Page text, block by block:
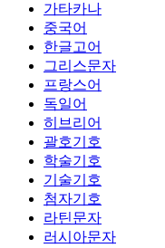
가타카나
중국어
한글고어
그리스문자
프랑스어
독일어
히브리어
괄호기호
학술기호
기술기호
첨자기호
라틴문자
러시아문자